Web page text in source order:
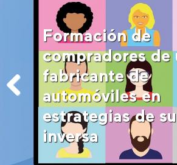
Formación de
compradores de
fabricante de
automóviles en
estrategias de
inversa